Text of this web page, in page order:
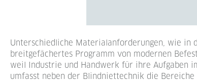
Unterschiedliche Materialanforderungen, wie in
breitgefächertes Programm von modernen
weil Industrie und Handwerk für ihre Aufgaben
umfasst neben der Blindniettechnik die Bereiche